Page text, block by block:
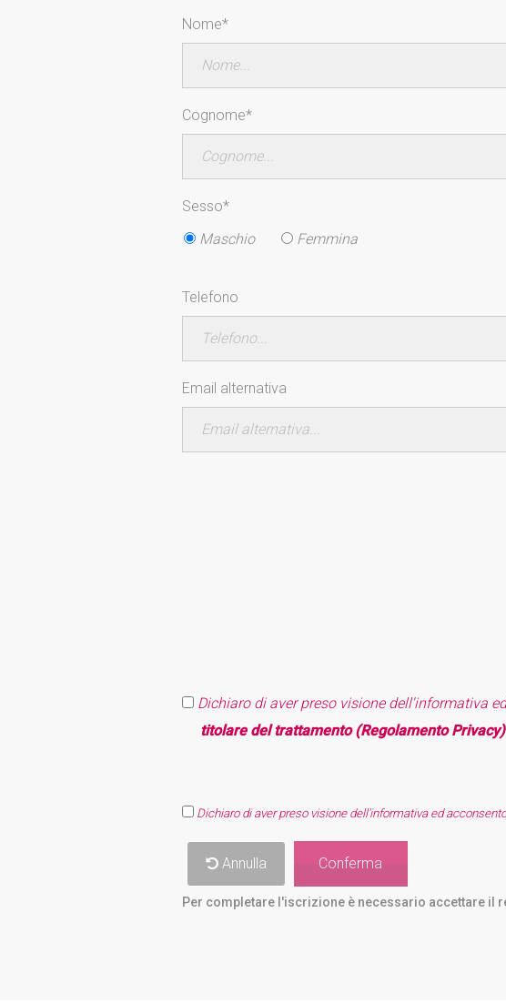
Nome*
Cognome*
Sesso*
Maschio
Femmina
Telefono
Email alternativa
Dichiaro di aver preso visione dell'informativa
titolare del trattamento (Regolamento
Dichiaro di aver preso visione dell'informativa ed
Annulla Conferma
Per completare l'iscrizione è necessario accettare il